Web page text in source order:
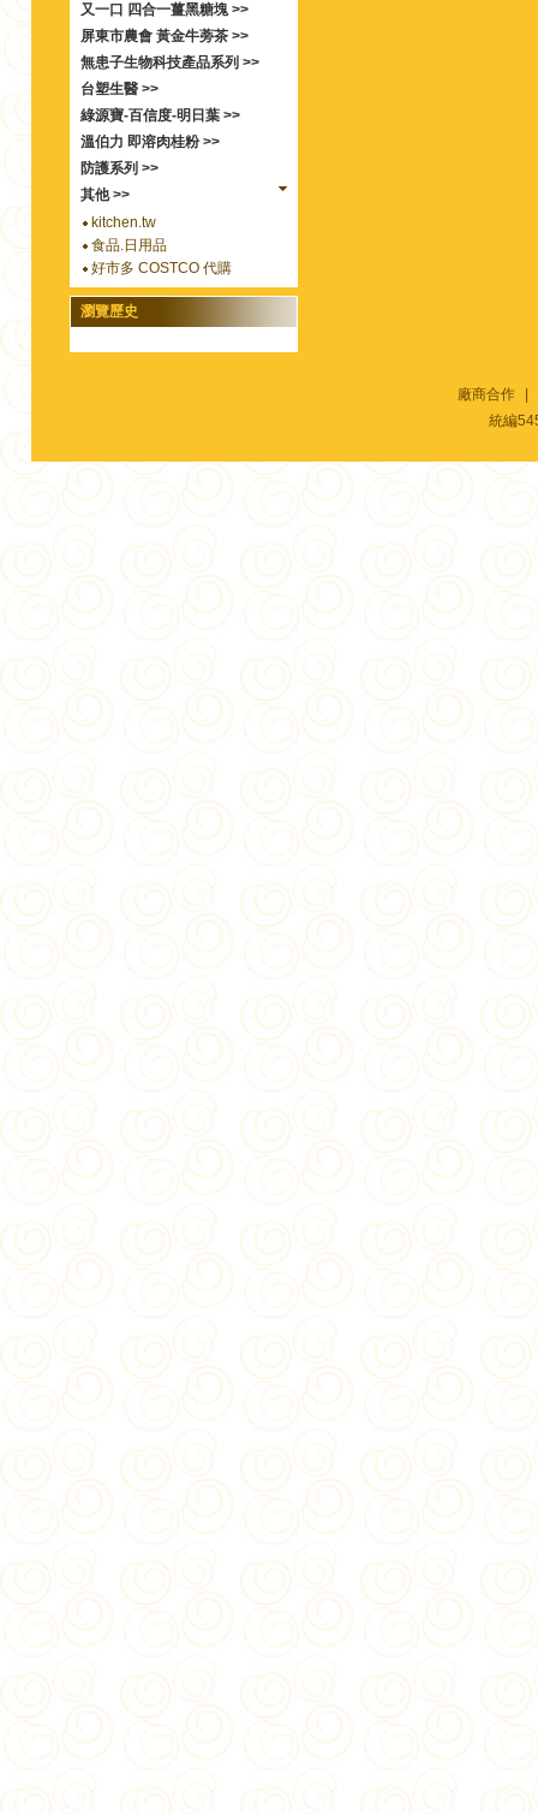
又一口 四合一薑黑糖塊 >>
屏東市農會 黃金牛蒡茶 >>
無患子生物科技產品系列 >>
台塑生醫 >>
綠源寶-百信度-明日葉 >>
溫伯力 即溶肉桂粉 >>
防護系列 >>
其他 >>
kitchen.tw
食品.日用品
好市多 COSTCO 代購
瀏覽歷史
廠商合作
統編